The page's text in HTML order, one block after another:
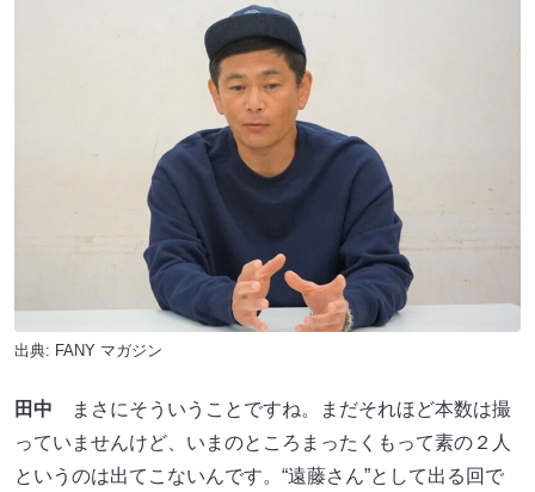
出典: FANY マガジン
田中 まさにそういうことですね。まだそれほど本数は撮
っていませんけど、いまのところまったくもって素の２人
というのは出てこないんです。“遠藤さん”として出る回で